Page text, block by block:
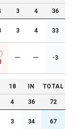
3 4 36
3 4 33
ー ー -3
18 IN TOTAL
4 36 72
3 34 67